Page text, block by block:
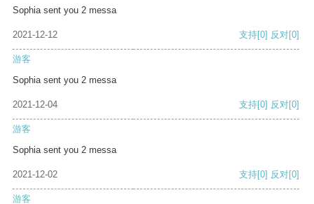
Sophia sent you 2 messa
2021-12-12 支持[0] 反对[0]
游客
Sophia sent you 2 messa
2021-12-04 支持[0] 反对[0]
游客
Sophia sent you 2 messa
2021-12-02 支持[0] 反对[0]
游客